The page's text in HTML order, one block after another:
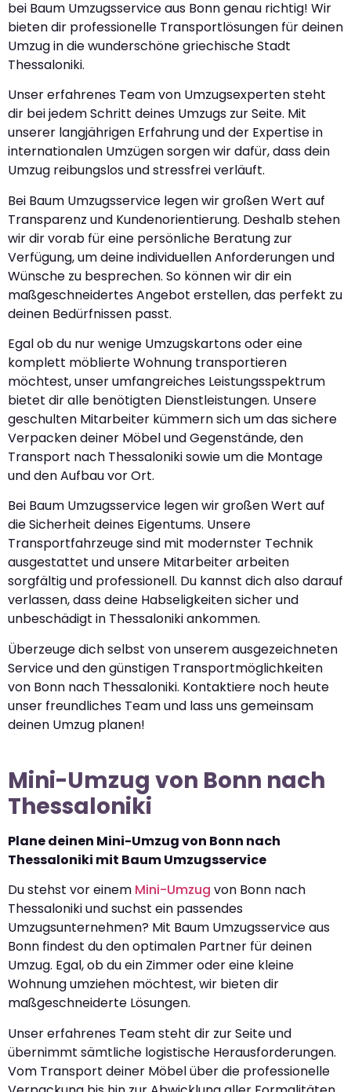
bei Baum Umzugsservice aus Bonn genau richtig! Wir
bieten dir professionelle Transportlösungen für deinen
Umzug in die wunderschöne griechische Stadt
Thessaloniki.
Unser erfahrenes Team von Umzugsexperten steht
dir bei jedem Schritt deines Umzugs zur Seite. Mit
unserer langjährigen Erfahrung und der Expertise in
internationalen Umzügen sorgen wir dafür, dass dein
Umzug reibungslos und stressfrei verläuft.
Bei Baum Umzugsservice legen wir großen Wert auf
Transparenz und Kundenorientierung. Deshalb stehen
wir dir vorab für eine persönliche Beratung zur
Verfügung, um deine individuellen Anforderungen und
Wünsche zu besprechen. So können wir dir ein
maßgeschneidertes Angebot erstellen, das perfekt zu
deinen Bedürfnissen passt.
Egal ob du nur wenige Umzugskartons oder eine
komplett möblierte Wohnung transportieren
möchtest, unser umfangreiches Leistungsspektrum
bietet dir alle benötigten Dienstleistungen. Unsere
geschulten Mitarbeiter kümmern sich um das sichere
Verpacken deiner Möbel und Gegenstände, den
Transport nach Thessaloniki sowie um die Montage
und den Aufbau vor Ort.
Bei Baum Umzugsservice legen wir großen Wert auf
die Sicherheit deines Eigentums. Unsere
Transportfahrzeuge sind mit modernster Technik
ausgestattet und unsere Mitarbeiter arbeiten
sorgfältig und professionell. Du kannst dich also darauf
verlassen, dass deine Habseligkeiten sicher und
unbeschädigt in Thessaloniki ankommen.
Überzeuge dich selbst von unserem ausgezeichneten
Service und den günstigen Transportmöglichkeiten
von Bonn nach Thessaloniki. Kontaktiere noch heute
unser freundliches Team und lass uns gemeinsam
deinen Umzug planen!
Mini-Umzug von Bonn nach
Thessaloniki
Plane deinen Mini-Umzug von Bonn nach
Thessaloniki mit Baum Umzugsservice
Du stehst vor einem Mini-Umzug von Bonn nach
Thessaloniki und suchst ein passendes
Umzugsunternehmen? Mit Baum Umzugsservice aus
Bonn findest du den optimalen Partner für deinen
Umzug. Egal, ob du ein Zimmer oder eine kleine
Wohnung umziehen möchtest, wir bieten dir
maßgeschneiderte Lösungen.
Unser erfahrenes Team steht dir zur Seite und
übernimmt sämtliche logistische Herausforderungen.
Vom Transport deiner Möbel über die professionelle